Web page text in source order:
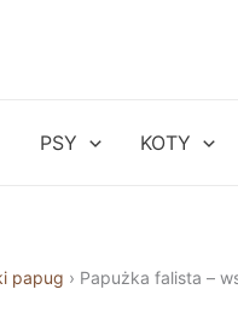
PSY KOTY
papug › Papużka falista –